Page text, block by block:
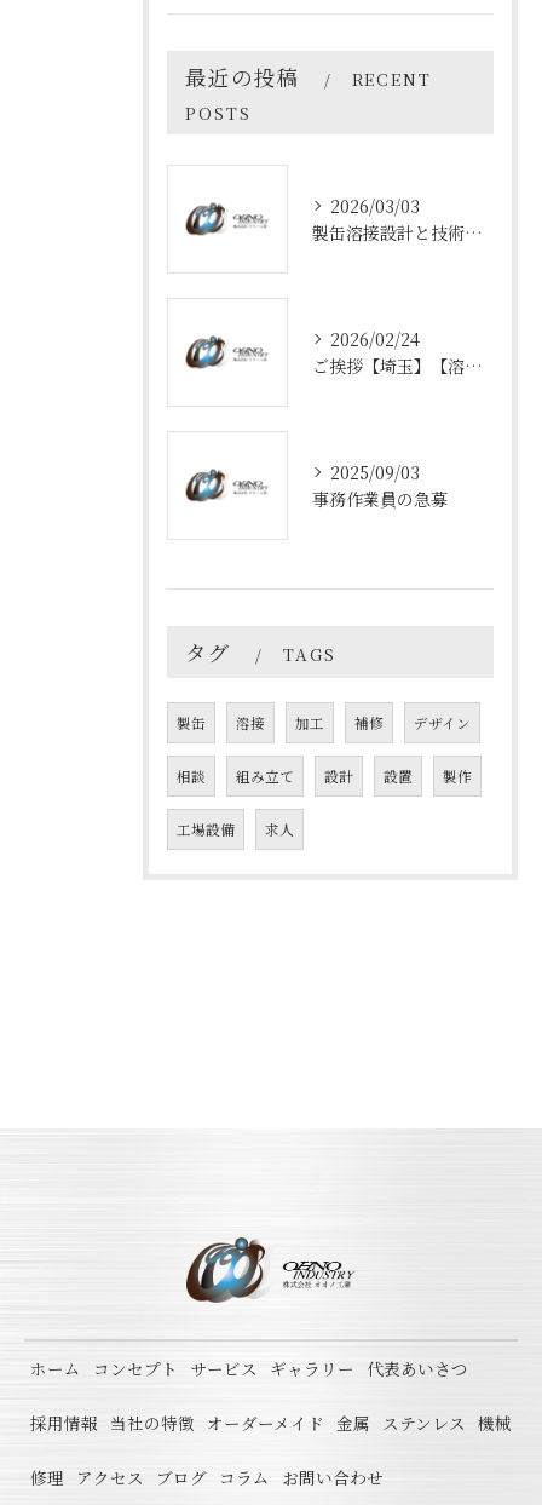
最近の投稿
RECENT
POSTS
2026/03/03
製缶溶接設計と技術の最前線
2026/02/24
ご挨拶【埼玉】【溶接】
2025/09/03
事務作業員の急募
タグ TAGS
製缶 溶接 加工 補修 デザイン
相談 組み立て 設計 設置 製作
工場設備 求人
ホーム コンセプト サービス ギャラリー 代表あいさつ
採用情報 当社の特徴 オーダーメイド 金属 ステンレス 機械
修理 アクセス ブログ コラム お問い合わせ